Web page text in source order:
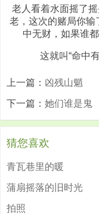
老人看着水面摇了
老，这次的赌局你输
中无财，如果谁
这就叫“命中
上一篇： 凶残山魈
下一篇： 她们谁是鬼
猜您喜欢
青瓦巷里的暖
蒲扇摇落的旧时光
拍照